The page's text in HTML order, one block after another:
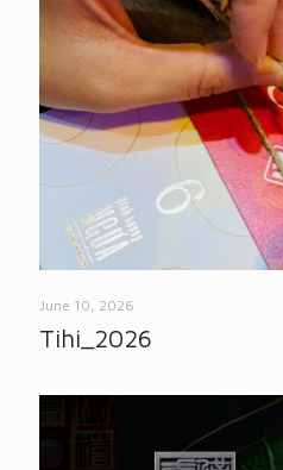
June 10, 2026
Tihi_2026